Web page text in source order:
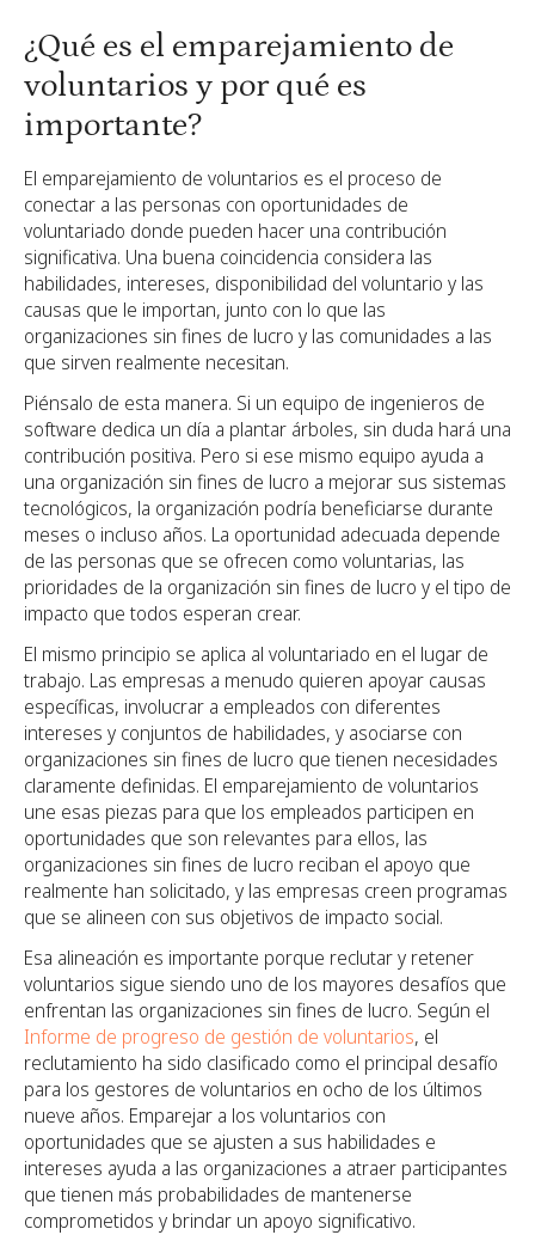
¿Qué es el emparejamiento de
voluntarios y por qué es
importante?
El emparejamiento de voluntarios es el proceso de
conectar a las personas con oportunidades de
voluntariado donde pueden hacer una contribución
significativa. Una buena coincidencia considera las
habilidades, intereses, disponibilidad del voluntario y las
causas que le importan, junto con lo que las
organizaciones sin fines de lucro y las comunidades a las
que sirven realmente necesitan.
Piénsalo de esta manera. Si un equipo de ingenieros de
software dedica un día a plantar árboles, sin duda hará una
contribución positiva. Pero si ese mismo equipo ayuda a
una organización sin fines de lucro a mejorar sus sistemas
tecnológicos, la organización podría beneficiarse durante
meses o incluso años. La oportunidad adecuada depende
de las personas que se ofrecen como voluntarias, las
prioridades de la organización sin fines de lucro y el tipo de
impacto que todos esperan crear.
El mismo principio se aplica al voluntariado en el lugar de
trabajo. Las empresas a menudo quieren apoyar causas
específicas, involucrar a empleados con diferentes
intereses y conjuntos de habilidades, y asociarse con
organizaciones sin fines de lucro que tienen necesidades
claramente definidas. El emparejamiento de voluntarios
une esas piezas para que los empleados participen en
oportunidades que son relevantes para ellos, las
organizaciones sin fines de lucro reciban el apoyo que
realmente han solicitado, y las empresas creen programas
que se alineen con sus objetivos de impacto social.
Esa alineación es importante porque reclutar y retener
voluntarios sigue siendo uno de los mayores desafíos que
enfrentan las organizaciones sin fines de lucro. Según el
Informe de progreso de gestión de voluntarios, el
reclutamiento ha sido clasificado como el principal desafío
para los gestores de voluntarios en ocho de los últimos
nueve años. Emparejar a los voluntarios con
oportunidades que se ajusten a sus habilidades e
intereses ayuda a las organizaciones a atraer participantes
que tienen más probabilidades de mantenerse
comprometidos y brindar un apoyo significativo.